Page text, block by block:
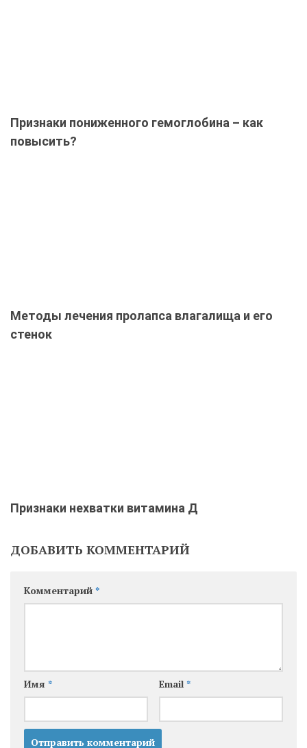
Признаки пониженного гемоглобина – как
повысить?
Методы лечения пролапса влагалища и его
стенок
Признаки нехватки витамина Д
ДОБАВИТЬ КОММЕНТАРИЙ
Комментарий *
Имя * Email *